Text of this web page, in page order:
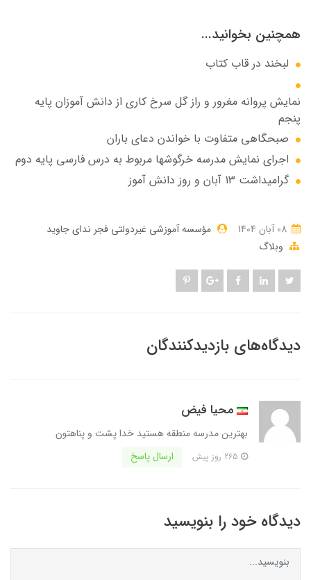
همچنین بخوانید...
لبخند در قاب کتاب
نمایش پروانه مغرور و راز گل سرخ کاری از دانش آموزان پایه
پنجم
صبحگاهی متفاوت با خواندن دعای باران
اجرای نمایش مدرسه خرگوشها مربوط به درس فارسی پایه دوم
گرامیداشت 13 آبان و روز دانش آموز
مؤسسه آموزشی غیردولتی فجر ندای جاوید
وبلاگ
دیدگاه‌های بازدیدکنندگان
محیا فیض
بهترین مدرسه منطقه هستید خدا پشت و پناهتون
ارسال پاسخ
دیدگاه خود را بنویسید